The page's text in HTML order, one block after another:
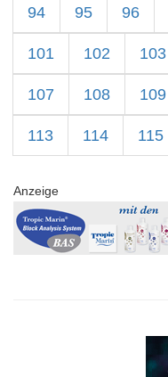
94 95 96
101 102 103
107 108 109
113 114 115
Anzeige